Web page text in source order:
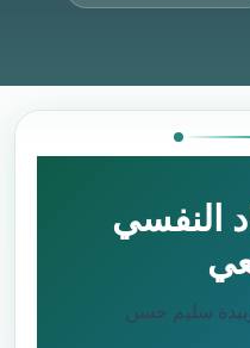
النفسي
سليم حسن